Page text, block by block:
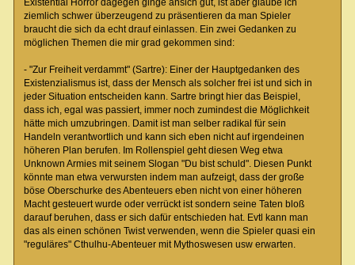
Existential Horror dagegen ginge ansich gut, ist aber glaube ich
ziemlich schwer überzeugend zu präsentieren da man Spieler
braucht die sich da echt drauf einlassen. Ein zwei Gedanken zu
möglichen Themen die mir grad gekommen sind:
- "Zur Freiheit verdammt" (Sartre): Einer der Hauptgedanken des
Existenzialismus ist, dass der Mensch als solcher frei ist und sich in
jeder Situation entscheiden kann. Sartre bringt hier das Beispiel,
dass ich, egal was passiert, immer noch zumindest die Möglichkeit
hätte mich umzubringen. Damit ist man selber radikal für sein
Handeln verantwortlich und kann sich eben nicht auf irgendeinen
höheren Plan berufen. Im Rollenspiel geht diesen Weg etwa
Unknown Armies mit seinem Slogan "Du bist schuld". Diesen Punkt
könnte man etwa verwursten indem man aufzeigt, dass der große
böse Oberschurke des Abenteuers eben nicht von einer höheren
Macht gesteuert wurde oder verrückt ist sondern seine Taten bloß
darauf beruhen, dass er sich dafür entschieden hat. Evtl kann man
das als einen schönen Twist verwenden, wenn die Spieler quasi ein
"reguläres" Cthulhu-Abenteuer mit Mythoswesen usw erwarten.